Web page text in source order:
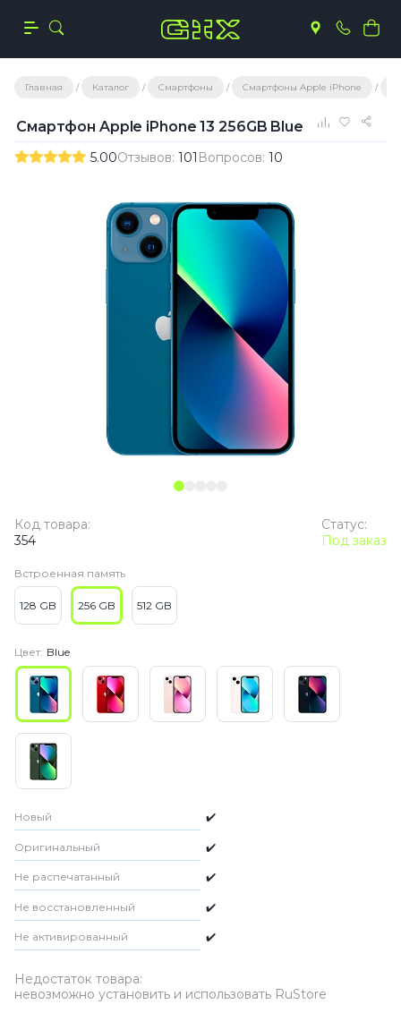
Главная Каталог Смартфоны Смартфоны Apple iPhone
Смартфон Apple iPhone 13 256GB Blue
5.00Отзывов: 101 Вопросов: 10
Статус:
Под заказ
Код товара:
354
Встроенная память
128 GB 256 GB 512 GB
Цвет: Blue
Новый ✔️
Оригинальный ✔️
Не распечатанный ✔️
Не восстановленный ✔️
Не активированный ✔️
Недостаток товара:
невозможно установить и использовать RuStore